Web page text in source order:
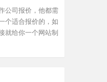
公司报价，他都需
个适合报价的，如
就给你一个网站制